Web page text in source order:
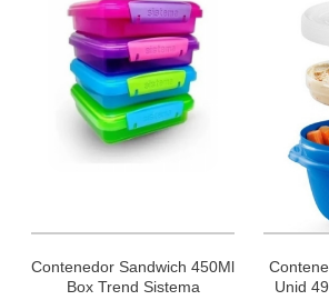
Contenedor Sandwich 450Ml
Box Trend Sistema
Unid